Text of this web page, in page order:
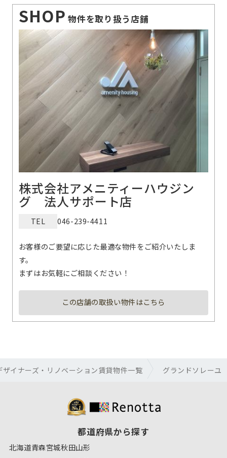
SHOP 物件を取り扱う店舗
株式会社アメニティーハウジン
グ 法人サポート店
TEL 046-239-4411
お客様のご要望に応じた最適な物件をご紹介いたしま
す。
まずはお気軽にご相談ください！
この店舗の取扱い物件はこちら
ザイナーズ・リノベーション賃貸物件一覧 グランドソレーユ
都道府県から探す
北海道青森宮城秋田山形